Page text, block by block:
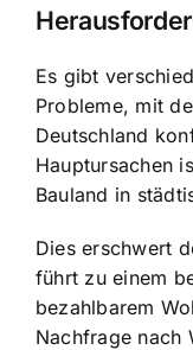
Es gibt
Probleme, mit
Deutschland
Hauptursachen
Bauland in
Dies erschwert
führt zu einem
bezahlbarem
Nachfrage nach